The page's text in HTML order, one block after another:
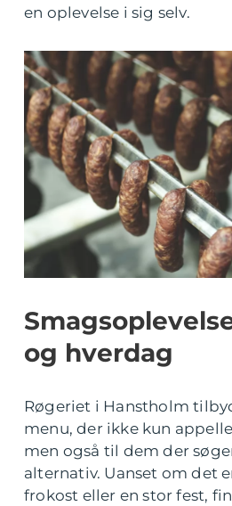
en oplevelse i sig selv.
og hverdag
Røgeriet i Hanstholm
menu, der ikke kun
men også til dem der
alternativ. Uanset om det
frokost eller en stor fest,